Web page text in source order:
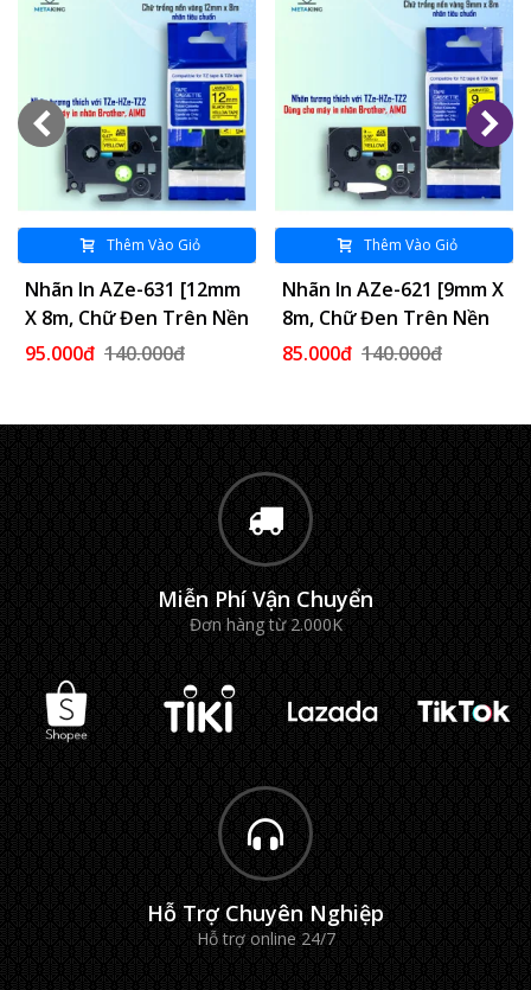
Thêm Vào Giỏ
Nhãn In AZe-631 [12mm
X 8m, Chữ Đen Trên Nền
Vàng]
95.000đ 140.000đ
Thêm Vào Giỏ
Nhãn In AZe-621 [9mm X
8m, Chữ Đen Trên Nền
Vàng]
85.000đ 140.000đ
Miễn Phí Vận Chuyển
Đơn hàng từ 2.000K
Hỗ Trợ Chuyên Nghiệp
Hỗ trợ online 24/7